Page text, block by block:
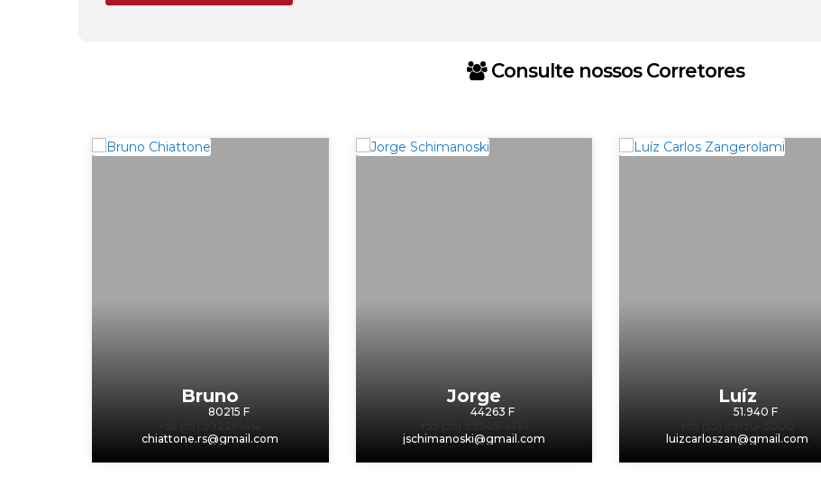
Consulte nossos Corretores
Bruno
80215 F
chiattone.rs@gmail.com
Jorge
44263 F
jschimanoski@gmail.com
Luíz
51.940 F
luizcarloszan@gmail.com